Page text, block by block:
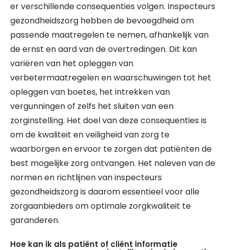
er verschillende consequenties volgen. Inspecteurs
gezondheidszorg hebben de bevoegdheid om
passende maatregelen te nemen, afhankelijk van
de ernst en aard van de overtredingen. Dit kan
variëren van het opleggen van
verbetermaatregelen en waarschuwingen tot het
opleggen van boetes, het intrekken van
vergunningen of zelfs het sluiten van een
zorginstelling. Het doel van deze consequenties is
om de kwaliteit en veiligheid van zorg te
waarborgen en ervoor te zorgen dat patiënten de
best mogelijke zorg ontvangen. Het naleven van de
normen en richtlijnen van inspecteurs
gezondheidszorg is daarom essentieel voor alle
zorgaanbieders om optimale zorgkwaliteit te
garanderen.
Hoe kan ik als patiënt of cliënt informatie